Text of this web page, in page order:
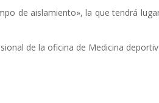
de aislamiento», la que tendrá
de la oficina de Medicina